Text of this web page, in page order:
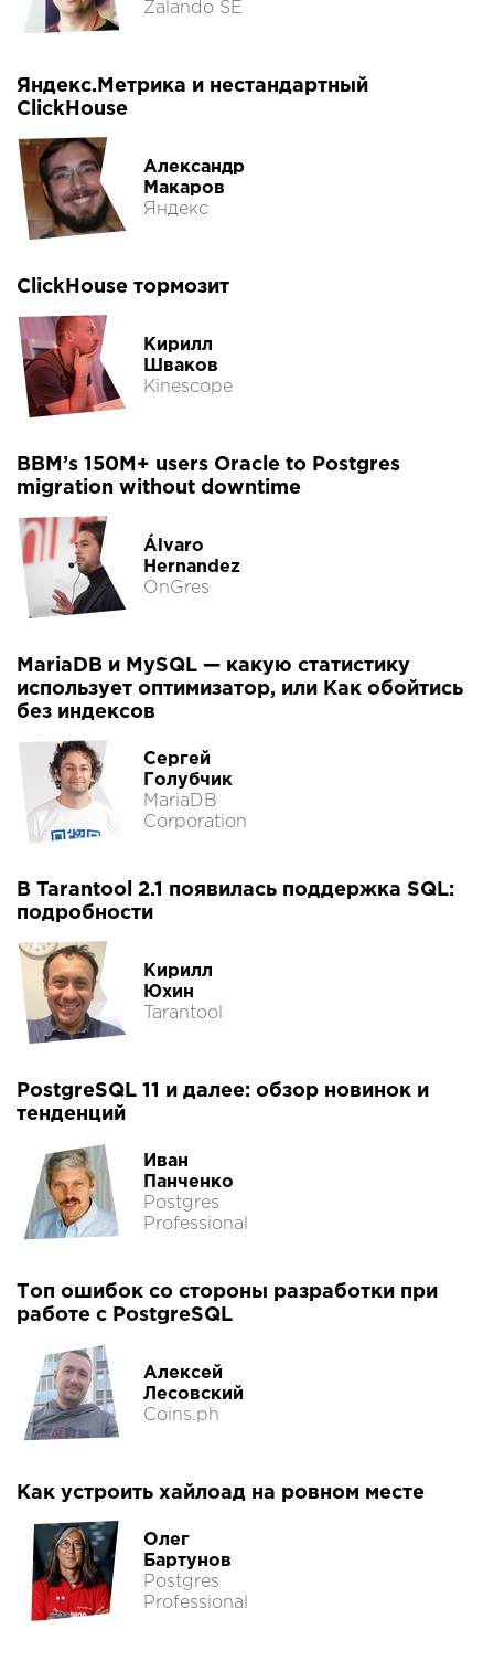
Zalando SE
Яндекс.Метрика и нестандартный
ClickHouse
Александр
Макаров
Яндекс
ClickHouse тормозит
Кирилл
Шваков
Kinescope
BBM’s 150M+ users Oracle to Postgres
migration without downtime
Álvaro
Hernandez
OnGres
MariaDB и MySQL — какую статистику
использует оптимизатор, или Как обойтись
без индексов
Сергей
Голубчик
MariaDB
Corporation
В Tarantool 2.1 появилась поддержка SQL:
подробности
Кирилл
Юхин
Tarantool
PostgreSQL 11 и далее: обзор новинок и
тенденций
Иван
Панченко
Postgres
Professional
Топ ошибок со стороны разработки при
работе с PostgreSQL
Алексей
Лесовский
Coins.ph
Как устроить хайлоад на ровном месте
Олег
Бартунов
Postgres
Professional